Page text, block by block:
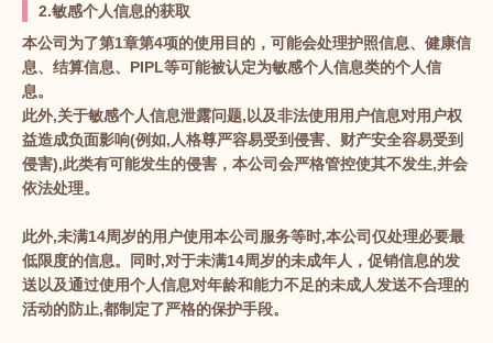
2.敏感个人信息的获取
本公司为了第1章第4项的使用目的，可能会处理护照信息、健康信
息、结算信息、PIPL等可能被认定为敏感个人信息类的个人信
息。
此外,关于敏感个人信息泄露问题,以及非法使用用户信息对用户权
益造成负面影响(例如,人格尊严容易受到侵害、财产安全容易受到
侵害),此类有可能发生的侵害，本公司会严格管控使其不发生,并会
依法处理。
此外,未满14周岁的用户使用本公司服务等时,本公司仅处理必要最
低限度的信息。同时,对于未满14周岁的未成年人，促销信息的发
送以及通过使用个人信息对年龄和能力不足的未成人发送不合理的
活动的防止,都制定了严格的保护手段。